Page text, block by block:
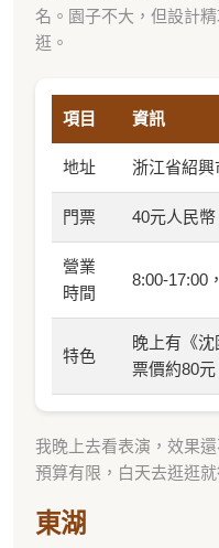
名。園子不大，但設計
逛。
項目 資訊
地址 浙江省紹
門票 40元人民幣
營業
時間
8:00-17:00
特色
晚上有《沈
票價約80元
我晚上去看表演，效果
預算有限，白天去逛逛
東湖